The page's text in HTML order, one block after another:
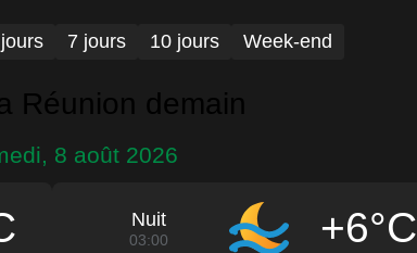
7 jours 10 jours Week-end
Réunion demain
8 août 2026
Nuit
03:00 +6°C